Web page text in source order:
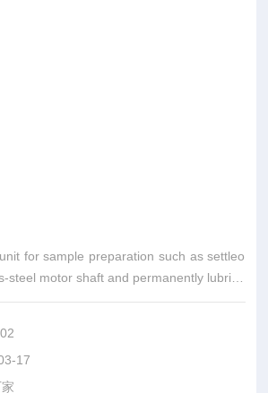
for sample preparation such as settleo
steel motor shaft and permanently lubrica
long, trouble-free service life. Centrif
17